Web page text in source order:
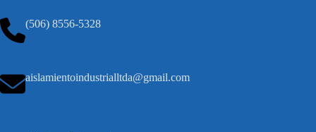
(506) 8556-5328
aislamientoindustrialltda@gmail.com